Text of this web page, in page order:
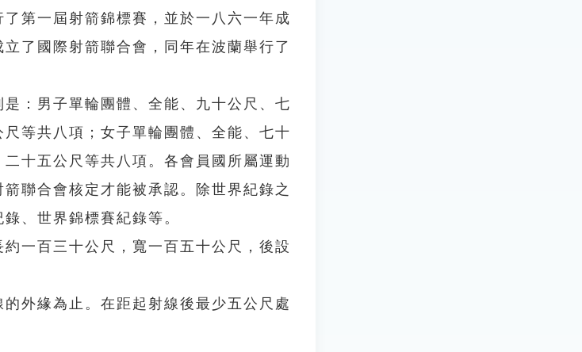
第一屆射箭錦標賽，並於一八六一年成
了國際射箭聯合會，同年在波蘭舉行了
：男子單輪團體、全能、九十公尺、七
等共八項；女子單輪團體、全能、七十
十五公尺等共八項。各會員國所屬運動
聯合會核定才能被承認。除世界紀錄之
、世界錦標賽紀錄等。
一百三十公尺，寬一百五十公尺，後設
外緣為止。在距起射線後最少五公尺處